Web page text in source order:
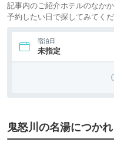
記事内のご紹介ホテルのなか
予約したい日で探してみてくだ
宿泊日
未指定
鬼怒川の名湯につか